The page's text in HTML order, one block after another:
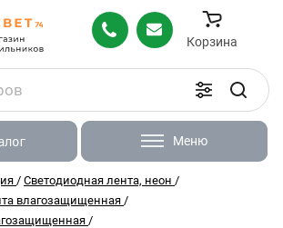
Корзина
Меню
/ Светодиодная лента, неон /
влагозащищенная /
/